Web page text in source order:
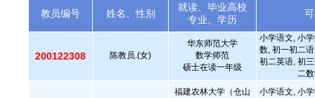
教员编号 姓名、性别
就读、毕业高校
专业、学历
200122308 陈教员.(女)
华东师范大学
数学师范
硕士在读一年级
小学语文, 小
数, 初一初二
初二英语, 初
二
福建农林大学（仓山
小学语文, 小